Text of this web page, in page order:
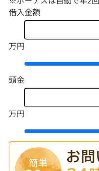
借入金額
万円
頭金
万円